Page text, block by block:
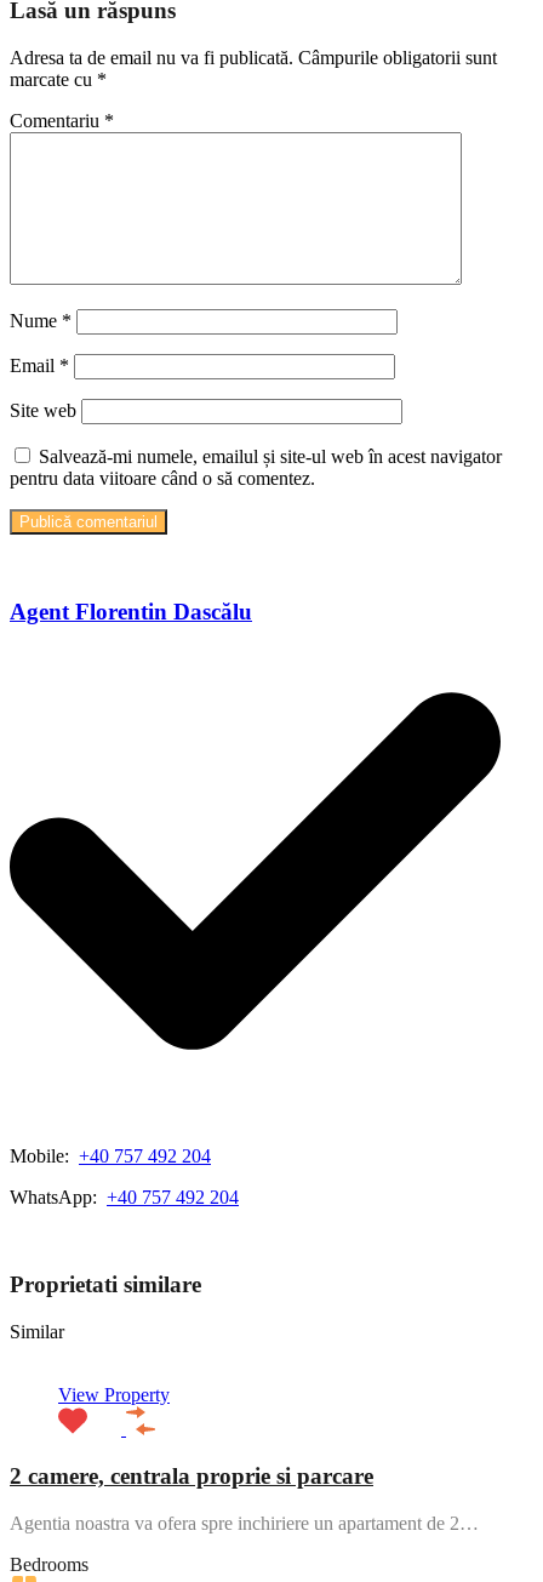
Lasă un răspuns
Adresa ta de email nu va fi publicată. Câmpurile obligatorii sunt
marcate cu *
Comentariu *
Nume *
Email *
Site web
Salvează-mi numele, emailul și site-ul web în acest navigator
pentru data viitoare când o să comentez.
Agent Florentin Dascălu
Mobile: +40 757 492 204
WhatsApp: +40 757 492 204
Proprietati similare
Similar
View Property
2 camere, centrala proprie si parcare
Agentia noastra va ofera spre inchiriere un apartament de 2…
Bedrooms